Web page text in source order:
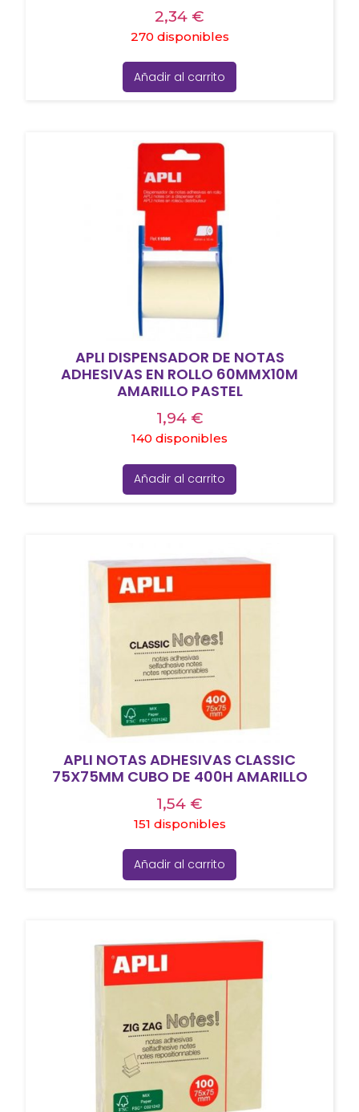
2,34 €
270 disponibles
Añadir al carrito
APLI DISPENSADOR DE NOTAS
ADHESIVAS EN ROLLO 60MMX10M
AMARILLO PASTEL
1,94 €
140 disponibles
Añadir al carrito
APLI NOTAS ADHESIVAS CLASSIC
75X75MM CUBO DE 400H AMARILLO
1,54 €
151 disponibles
Añadir al carrito